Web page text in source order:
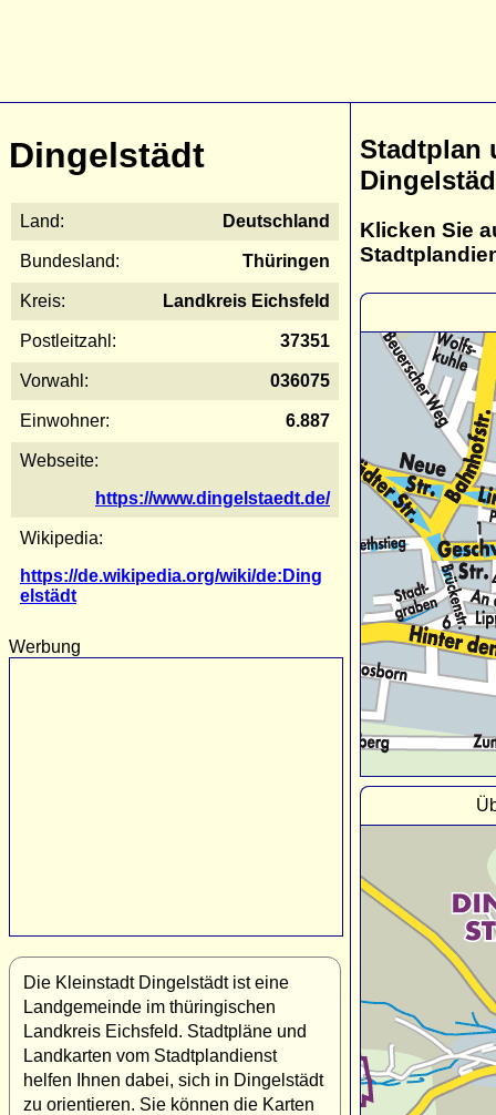
Dingelstädt
Land: Deutschland
Bundesland: Thüringen
Kreis: Landkreis Eichsfeld
Postleitzahl: 37351
Vorwahl: 036075
Einwohner: 6.887
Webseite:
https://www.dingelstaedt.de/
Wikipedia:
https://de.wikipedia.org/wiki/de:Ding
elstädt
Werbung
Die Kleinstadt Dingelstädt ist eine
Landgemeinde im thüringischen
Landkreis Eichsfeld. Stadtpläne und
Landkarten vom Stadtplandienst
helfen Ihnen dabei, sich in Dingelstädt
zu orientieren. Sie können die Karten
Stadtplan
Klicken Sie